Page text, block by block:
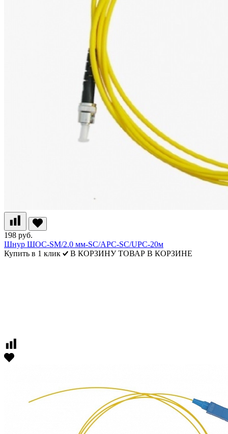
198 руб.
Шнур ШОС-SM/2.0 мм-SC/APC-SC/UPC-20м
Купить в 1 клик
В КОРЗИНУ ТОВАР В КОРЗИНЕ